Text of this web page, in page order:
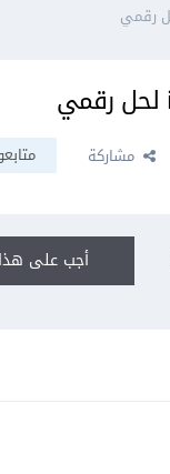
مشاركة
أجب على